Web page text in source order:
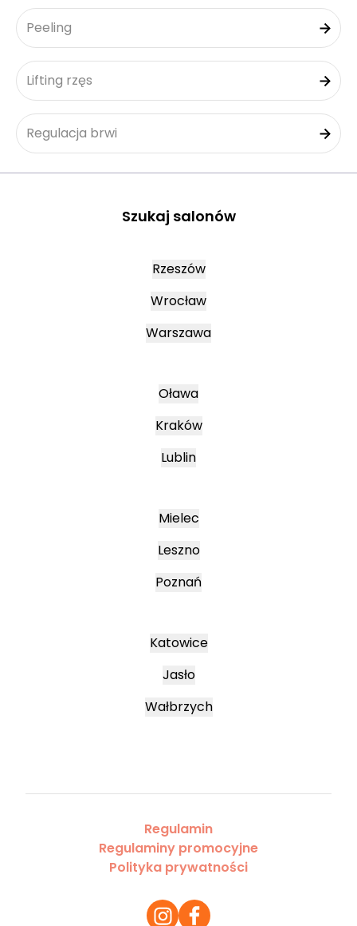
Peeling
Lifting rzęs
Regulacja brwi
Szukaj salonów
Rzeszów
Wrocław
Warszawa
Oława
Kraków
Lublin
Mielec
Leszno
Poznań
Katowice
Jasło
Wałbrzych
Regulamin
Regulaminy promocyjne
Polityka prywatności